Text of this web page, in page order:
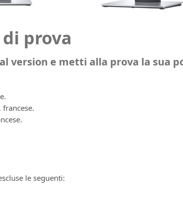
prova
version e metti alla prova la sua
le seguenti: